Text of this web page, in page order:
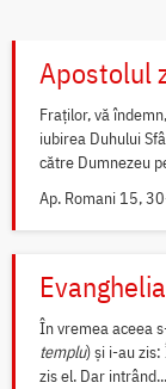
Apostolul
Fraților, vă
iubirea Duhului
către Dumnezeu
Ap. Romani 15,
În vremea aceea
templu) și i-au
zis el. Dar intrând...